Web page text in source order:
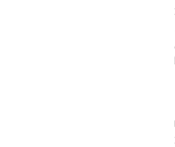
Los residentes disfrutarán de
de última generación, un
servicio de conserjería 24
incorpora la naturaleza y la
está prevista para comenzar
Con esta operación, Marbella
un mercado que sigue